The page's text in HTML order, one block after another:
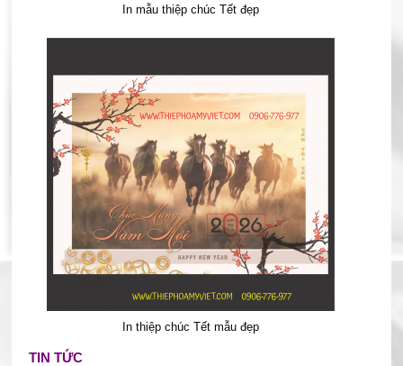
In mẫu thiệp chúc Tết đẹp
In thiệp chúc Tết mẫu đẹp
TIN TỨC